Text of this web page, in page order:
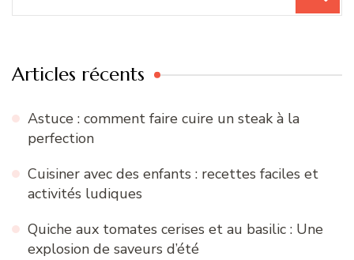
Articles récents
Astuce : comment faire cuire un steak à la
perfection
Cuisiner avec des enfants : recettes faciles et
activités ludiques
Quiche aux tomates cerises et au basilic : Une
explosion de saveurs d’été